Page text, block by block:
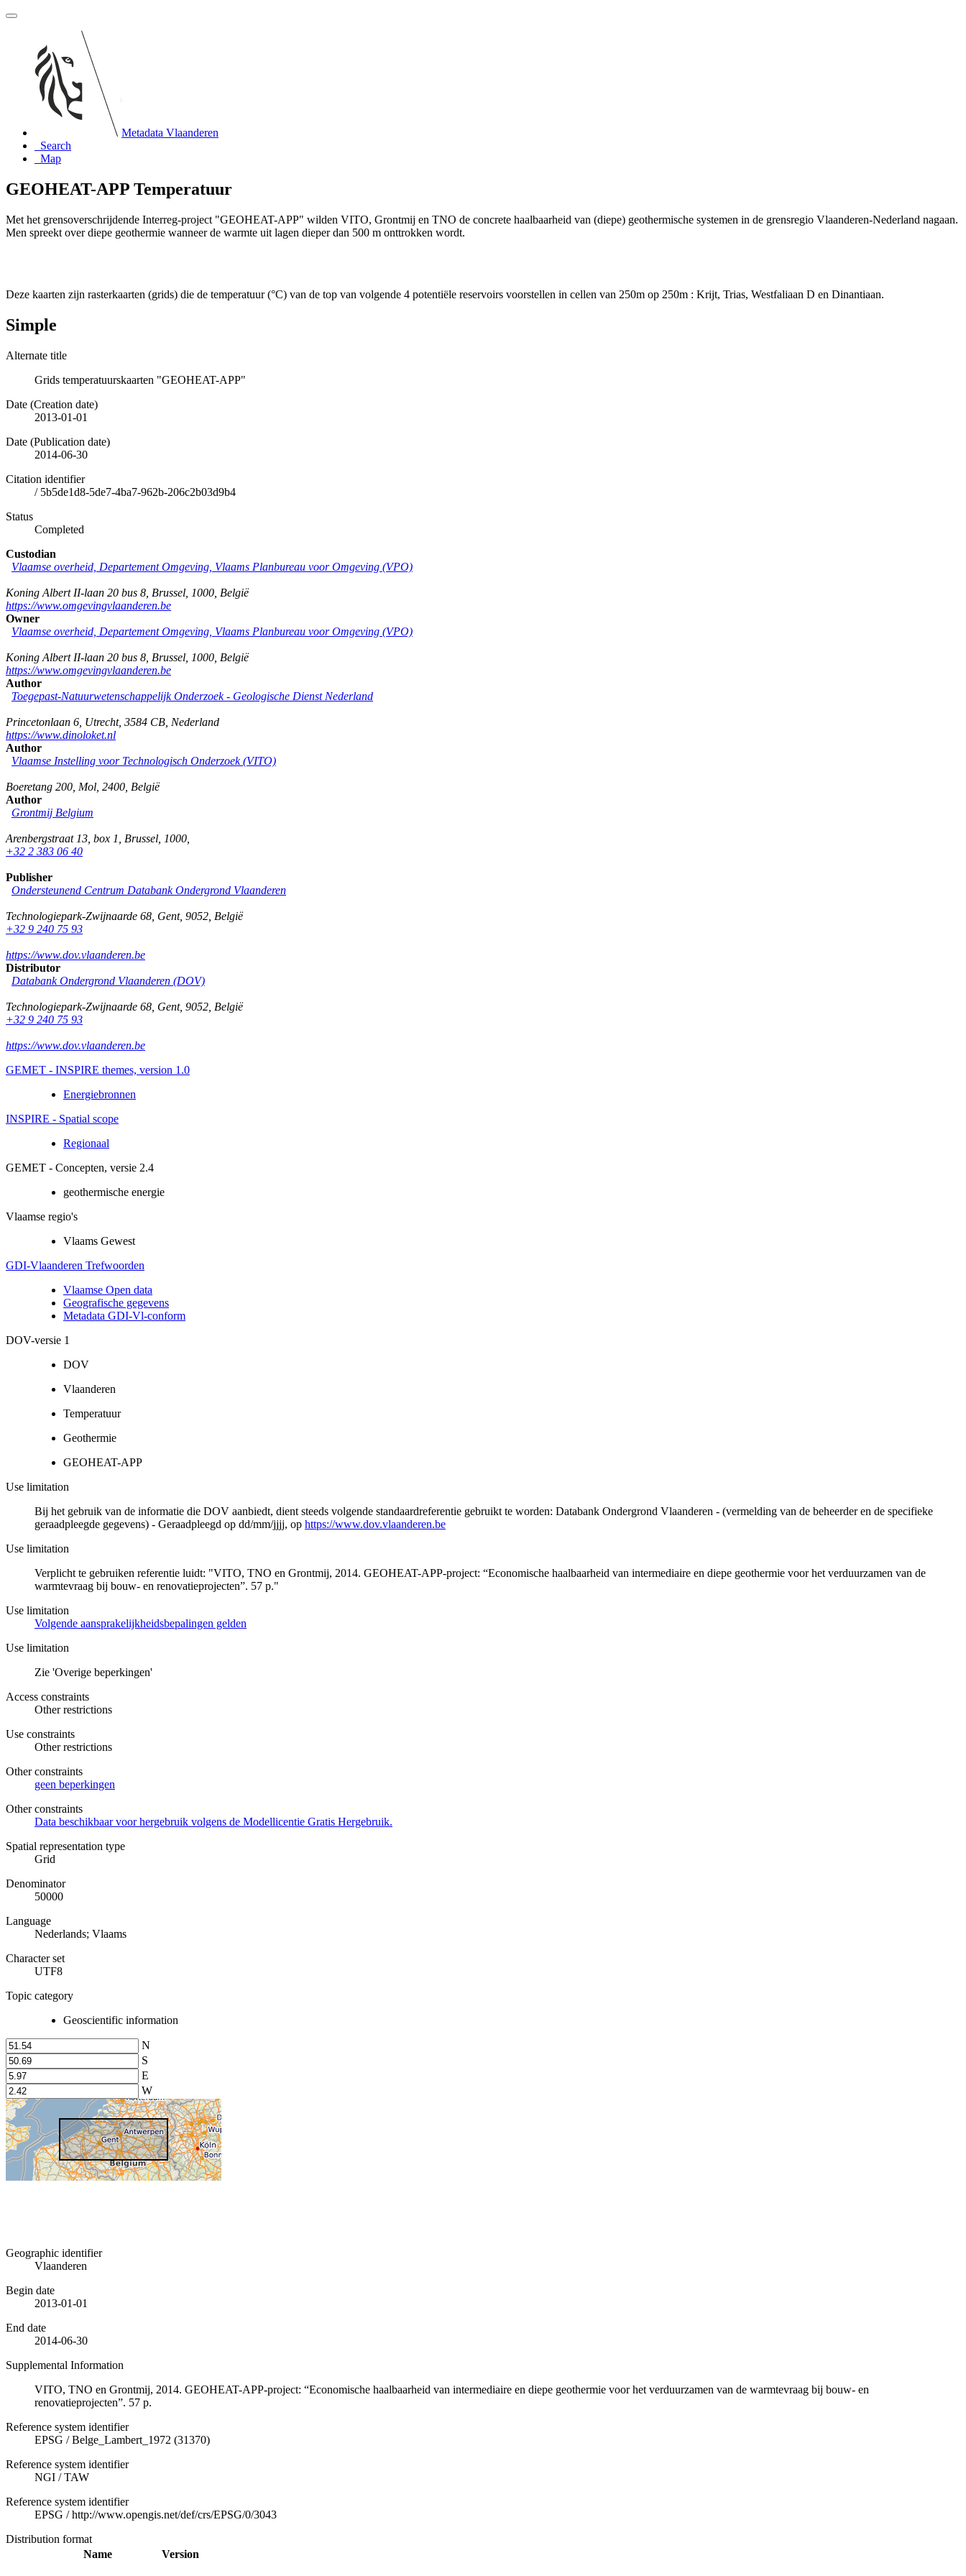
Metadata Vlaanderen
Search
Map
GEOHEAT-APP Temperatuur
Met het grensoverschrijdende Interreg-project "GEOHEAT-APP" wilden VITO, Grontmij en TNO de concrete haalbaarheid van (diepe) geothermische systemen in de grensregio Vlaanderen-Nederland nagaan.
Men spreekt over diepe geothermie wanneer de warmte uit lagen dieper dan 500 m onttrokken wordt.
Deze kaarten zijn rasterkaarten (grids) die de temperatuur (°C) van de top van volgende 4 potentiële reservoirs voorstellen in cellen van 250m op 250m : Krijt, Trias, Westfaliaan D en Dinantiaan.
Simple
Alternate title
Grids temperatuurskaarten "GEOHEAT-APP"
Date (Creation date)
2013-01-01
Date (Publication date)
2014-06-30
Citation identifier
/ 5b5de1d8-5de7-4ba7-962b-206c2b03d9b4
Status
Completed
Custodian
Vlaamse overheid, Departement Omgeving, Vlaams Planbureau voor Omgeving (VPO)
Koning Albert II-laan 20 bus 8 Brussel 1000 België
https://www.omgevingvlaanderen.be
Owner
Vlaamse overheid, Departement Omgeving, Vlaams Planbureau voor Omgeving (VPO)
Koning Albert II-laan 20 bus 8 Brussel 1000 België
https://www.omgevingvlaanderen.be
Author
Toegepast-Natuurwetenschappelijk Onderzoek - Geologische Dienst Nederland
Princetonlaan 6 Utrecht, 3584 CB Nederland
https://www.dinoloket.nl
Author
Vlaamse Instelling voor Technologisch Onderzoek (VITO)
Boeretang 200 Mol 2400 België
Author
Grontmij Belgium
Arenbergstraat 13, box 1 Brussel 1000
+32 2 383 06 40
Publisher
Ondersteunend Centrum Databank Ondergrond Vlaanderen
Technologiepark-Zwijnaarde 68 Gent, 9052 België
+32 9 240 75 93
https://www.dov.vlaanderen.be
Distributor
Databank Ondergrond Vlaanderen (DOV)
Technologiepark-Zwijnaarde 68 Gent, 9052 België
+32 9 240 75 93
https://www.dov.vlaanderen.be
GEMET - INSPIRE themes, version 1.0
Energiebronnen
INSPIRE - Spatial scope
Regionaal
GEMET - Concepten, versie 2.4
geothermische energie
Vlaamse regio's
Vlaams Gewest
GDI-Vlaanderen Trefwoorden
Vlaamse Open data
Geografische gegevens
Metadata GDI-Vl-conform
DOV-versie 1
DOV
Vlaanderen
Temperatuur
Geothermie
GEOHEAT-APP
Use limitation
Bij het gebruik van de informatie die DOV aanbiedt, dient steeds volgende standaardreferentie gebruikt te worden: Databank Ondergrond Vlaanderen - (vermelding van de beheerder en de specifieke
geraadpleegde gegevens) - Geraadpleegd op dd/mm/jjjj, op https://www.dov.vlaanderen.be
Use limitation
Verplicht te gebruiken referentie luidt: "VITO, TNO en Grontmij, 2014. GEOHEAT-APP-project: “Economische haalbaarheid van intermediaire en diepe geothermie voor het verduurzamen van de
warmtevraag bij bouw- en renovatieprojecten”. 57 p."
Use limitation
Volgende aansprakelijkheidsbepalingen gelden
Use limitation
Zie 'Overige beperkingen'
Access constraints
Other restrictions
Use constraints
Other restrictions
Other constraints
geen beperkingen
Other constraints
Data beschikbaar voor hergebruik volgens de Modellicentie Gratis Hergebruik.
Spatial representation type
Grid
Denominator
50000
Language
Nederlands; Vlaams
Character set
UTF8
Topic category
Geoscientific information
N
S
E
W
Geographic identifier
Vlaanderen
Begin date
2013-01-01
End date
2014-06-30
Supplemental Information
VITO, TNO en Grontmij, 2014. GEOHEAT-APP-project: “Economische haalbaarheid van intermediaire en diepe geothermie voor het verduurzamen van de warmtevraag bij bouw- en
renovatieprojecten”. 57 p.
Reference system identifier
EPSG /Belge_Lambert_1972 (31370)
Reference system identifier
NGI /TAW
Reference system identifier
EPSG /http://www.opengis.net/def/crs/EPSG/0/3043
Distribution format
Name
Version